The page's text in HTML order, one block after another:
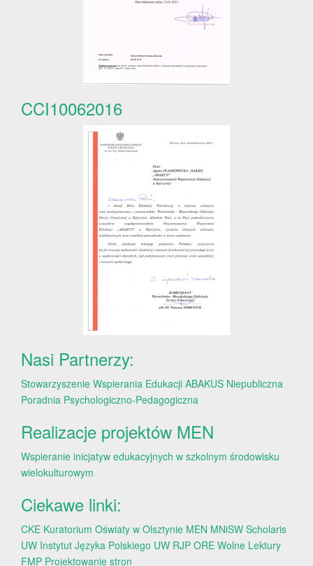
CCI10062016
Nasi Partnerzy:
Stowarzyszenie Wspierania Edukacji ABAKUS Niepubliczna
Poradnia Psychologiczno-Pedagogiczna
Realizacje projektów MEN
Wspieranie inicjatyw edukacyjnych w szkolnym środowisku
wielokulturowym
Ciekawe linki:
CKE Kuratorium Oświaty w Olsztynie MEN MNiSW Scholaris
UW Instytut Języka Polskiego UW RJP ORE Wolne Lektury
FMP Projektowanie stron